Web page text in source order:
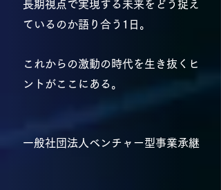
長期視点で実現する未来をどう捉え
ているのか語り合う1日。
これからの激動の時代を生き抜くヒ
ントがここにある。
一般社団法人ベンチャー型事業承継